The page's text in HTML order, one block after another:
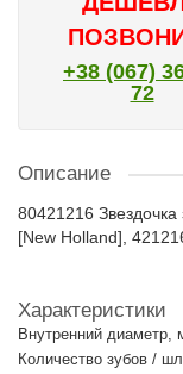
+38 (067)
72
Описание
80421216
[New Holland],
Характеристики
Внутренний диаметр,
Количество зубов /